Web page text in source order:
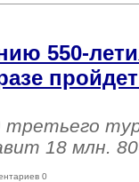
550-
третьего
18 млн.
0